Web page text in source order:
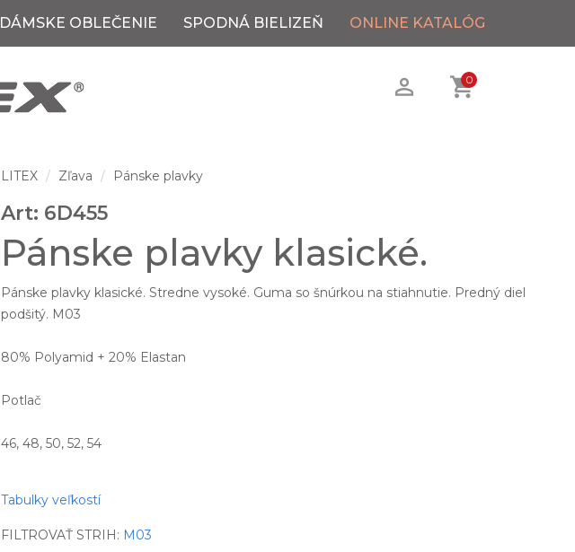
DÁMSKE OBLEČENIE SPODNÁ BIELIZEŇ ONLINE KATALÓG
0
LITEX Zľava Pánske plavky
Art: 6D455
Pánske plavky klasické.
Pánske plavky klasické. Stredne vysoké. Guma so šnúrkou na stiahnutie. Predný diel
podšitý. M03
80% Polyamid + 20% Elastan
Potlač
46, 48, 50, 52, 54
Tabulky veľkostí
FILTROVAŤ STRIH: M03